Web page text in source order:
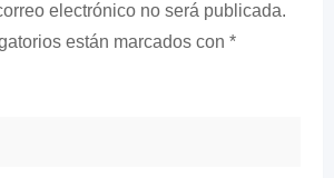
electrónico no será publicada.
están marcados con *